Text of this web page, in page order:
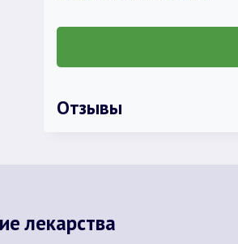
Отзывы
лекарства